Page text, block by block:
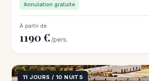
Annulation gratuite
À partir de
1190 € /pers.
11 JOURS / 10 NUITS